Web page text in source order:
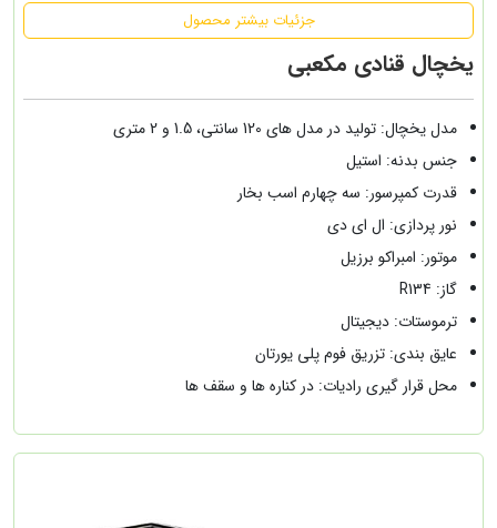
جزئیات بیشتر محصول
یخچال قنادی مکعبی
مدل یخچال: تولید در مدل های 120 سانتی، 1.5 و 2 متری
جنس بدنه: استیل
قدرت کمپرسور: سه چهارم اسب بخار
نور پردازی: ال ای دی
موتور: امبراکو برزیل
گاز: R134
ترموستات: دیجیتال
عایق بندی: تزریق فوم پلی یورتان
محل قرار گیری رادیات: در کناره ها و سقف ها